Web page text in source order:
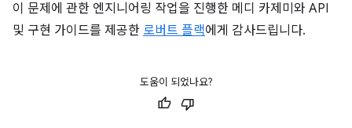
이 문제에 관한 엔지니어링 작업을 진행한 메디 카제미와 API
및 구현 가이드를 제공한 로버트 플랙에게 감사드립니다.
도움이 되었나요?